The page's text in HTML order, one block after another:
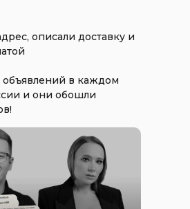
описали доставку и
объявлений в каждом
и они обошли